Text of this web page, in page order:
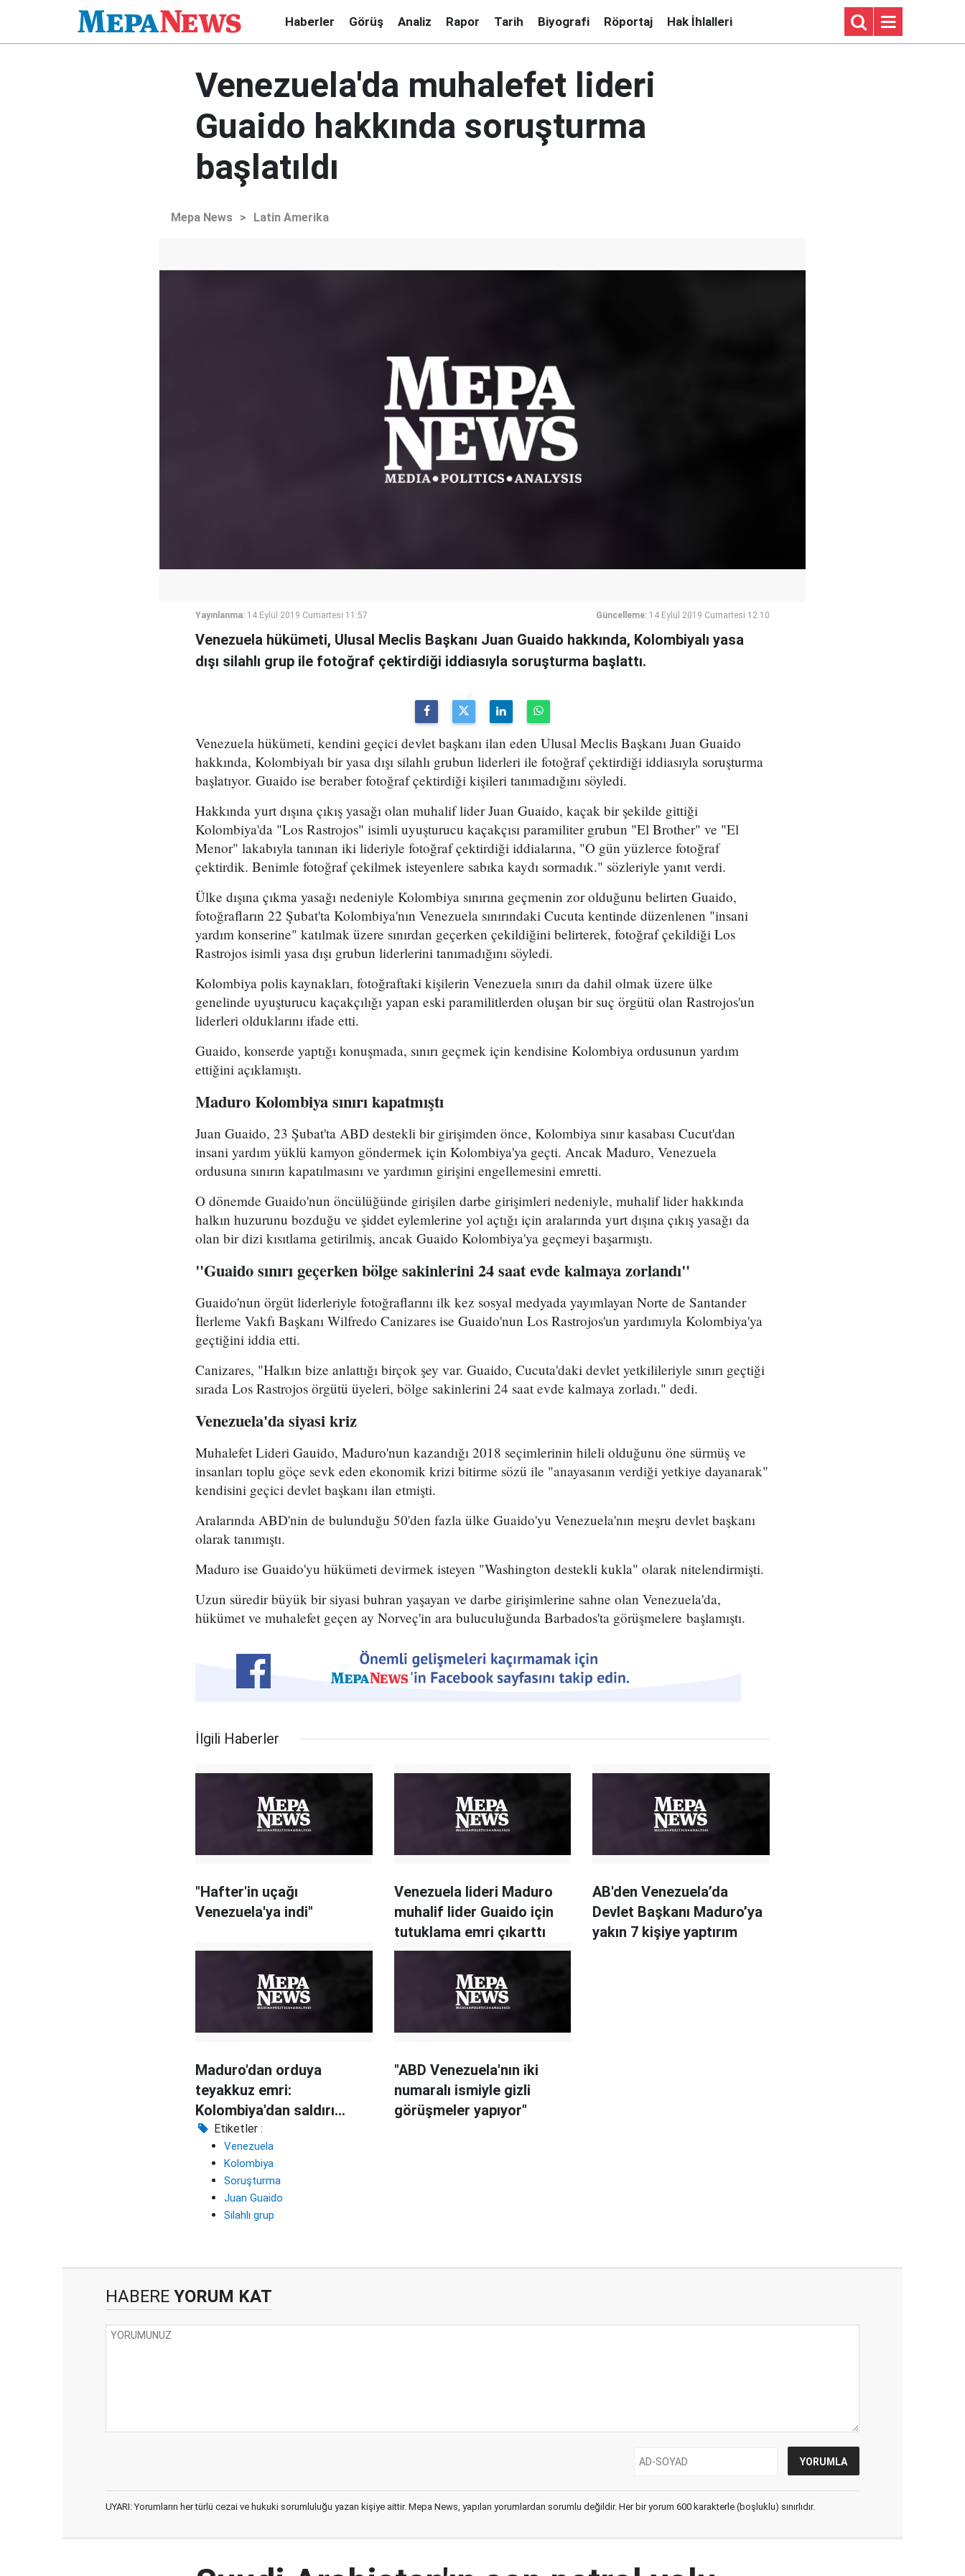
Haberler Görüş Analiz Rapor Tarih Biyografi Röportaj Hak İhlalleri
Venezuela'da muhalefet lideri
Guaido hakkında soruşturma
başlatıldı
Mepa News > Latin Amerika
Yayınlanma: 14 Eylül 2019 Cumartesi 11:57 Güncelleme: 14 Eylül 2019 Cumartesi 12:10
Venezuela hükümeti, Ulusal Meclis Başkanı Juan Guaido hakkında, Kolombiyalı yasa
dışı silahlı grup ile fotoğraf çektirdiği iddiasıyla soruşturma başlattı.
Venezuela hükümeti, kendini geçici devlet başkanı ilan eden Ulusal Meclis Başkanı Juan Guaido
hakkında, Kolombiyalı bir yasa dışı silahlı grubun liderleri ile fotoğraf çektirdiği iddiasıyla soruşturma
başlatıyor. Guaido ise beraber fotoğraf çektirdiği kişileri tanımadığını söyledi.
Hakkında yurt dışına çıkış yasağı olan muhalif lider Juan Guaido, kaçak bir şekilde gittiği
Kolombiya'da "Los Rastrojos" isimli uyuşturucu kaçakçısı paramiliter grubun "El Brother" ve "El
Menor" lakabıyla tanınan iki lideriyle fotoğraf çektirdiği iddialarına, "O gün yüzlerce fotoğraf
çektirdik. Benimle fotoğraf çekilmek isteyenlere sabıka kaydı sormadık." sözleriyle yanıt verdi.
Ülke dışına çıkma yasağı nedeniyle Kolombiya sınırına geçmenin zor olduğunu belirten Guaido,
fotoğrafların 22 Şubat'ta Kolombiya'nın Venezuela sınırındaki Cucuta kentinde düzenlenen "insani
yardım konserine" katılmak üzere sınırdan geçerken çekildiğini belirterek, fotoğraf çekildiği Los
Rastrojos isimli yasa dışı grubun liderlerini tanımadığını söyledi.
Kolombiya polis kaynakları, fotoğraftaki kişilerin Venezuela sınırı da dahil olmak üzere ülke
genelinde uyuşturucu kaçakçılığı yapan eski paramilitlerden oluşan bir suç örgütü olan Rastrojos'un
liderleri olduklarını ifade etti.
Guaido, konserde yaptığı konuşmada, sınırı geçmek için kendisine Kolombiya ordusunun yardım
ettiğini açıklamıştı.
Maduro Kolombiya sınırı kapatmıştı
Juan Guaido, 23 Şubat'ta ABD destekli bir girişimden önce, Kolombiya sınır kasabası Cucut'dan
insani yardım yüklü kamyon göndermek için Kolombiya'ya geçti. Ancak Maduro, Venezuela
ordusuna sınırın kapatılmasını ve yardımın girişini engellemesini emretti.
O dönemde Guaido'nun öncülüğünde girişilen darbe girişimleri nedeniyle, muhalif lider hakkında
halkın huzurunu bozduğu ve şiddet eylemlerine yol açtığı için aralarında yurt dışına çıkış yasağı da
olan bir dizi kısıtlama getirilmiş, ancak Guaido Kolombiya'ya geçmeyi başarmıştı.
"Guaido sınırı geçerken bölge sakinlerini 24 saat evde kalmaya zorlandı"
Guaido'nun örgüt liderleriyle fotoğraflarını ilk kez sosyal medyada yayımlayan Norte de Santander
İlerleme Vakfı Başkanı Wilfredo Canizares ise Guaido'nun Los Rastrojos'un yardımıyla Kolombiya'ya
geçtiğini iddia etti.
Canizares, "Halkın bize anlattığı birçok şey var. Guaido, Cucuta'daki devlet yetkilileriyle sınırı geçtiği
sırada Los Rastrojos örgütü üyeleri, bölge sakinlerini 24 saat evde kalmaya zorladı." dedi.
Venezuela'da siyasi kriz
Muhalefet Lideri Gauido, Maduro'nun kazandığı 2018 seçimlerinin hileli olduğunu öne sürmüş ve
insanları toplu göçe sevk eden ekonomik krizi bitirme sözü ile "anayasanın verdiği yetkiye dayanarak"
kendisini geçici devlet başkanı ilan etmişti.
Aralarında ABD'nin de bulunduğu 50'den fazla ülke Guaido'yu Venezuela'nın meşru devlet başkanı
olarak tanımıştı.
Maduro ise Guaido'yu hükümeti devirmek isteyen "Washington destekli kukla" olarak nitelendirmişti.
Uzun süredir büyük bir siyasi buhran yaşayan ve darbe girişimlerine sahne olan Venezuela'da,
hükümet ve muhalefet geçen ay Norveç'in ara buluculuğunda Barbados'ta görüşmelere başlamıştı.
İlgili Haberler
"Hafter'in uçağı
Venezuela'ya indi"
Venezuela lideri Maduro
muhalif lider Guaido için
tutuklama emri çıkarttı
AB'den Venezuela’da
Devlet Başkanı Maduro’ya
yakın 7 kişiye yaptırım
Maduro'dan orduya
teyakkuz emri:
Kolombiya'dan saldırı
gelebilir
"ABD Venezuela'nın iki
numaralı ismiyle gizli
görüşmeler yapıyor"
Etiketler :
Venezuela
Kolombiya
Soruşturma
Juan Guaido
Silahlı grup
HABERE YORUM KAT
UYARI: Yorumların her türlü cezai ve hukuki sorumluluğu yazan kişiye aittir. Mepa News, yapılan yorumlardan sorumlu değildir. Her bir yorum 600 karakterle (boşluklu) sınırlıdır.